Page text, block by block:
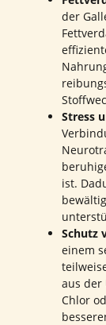
der
Stress
ist.
Schutz
einem
aus der
Chlor